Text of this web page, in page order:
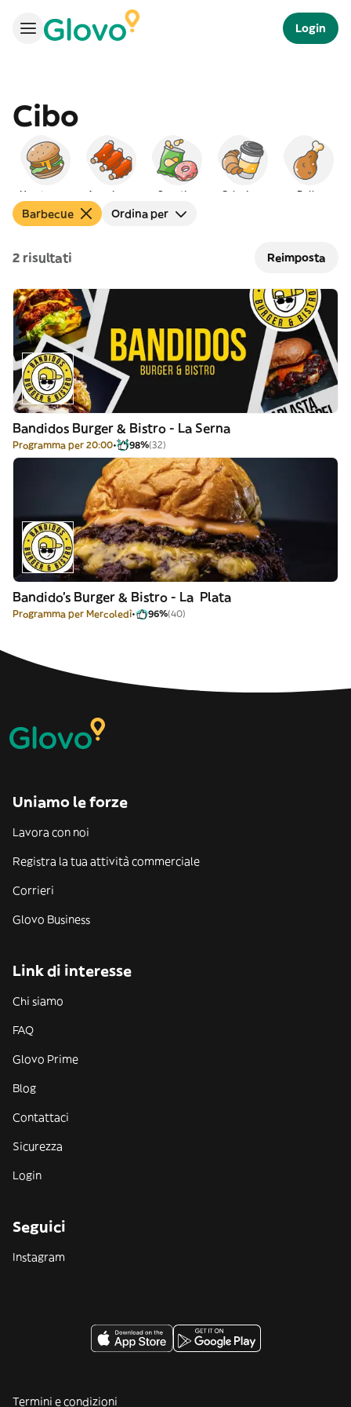
Login
Cibo
Hamburger Americano Spuntino Colazione Pollo
Barbecue Ordina per
2 risultati Reimposta
Bandidos Burger & Bistro - La Serna
Programma per 20:00 98%(32)
Bandido's Burger & Bistro - La Plata
Programma per Mercoledì 96%(40)
Uniamo le forze
Lavora con noi
Registra la tua attività commerciale
Corrieri
Glovo Business
Link di interesse
Chi siamo
FAQ
Glovo Prime
Blog
Contattaci
Sicurezza
Login
Seguici
Instagram
Termini e condizioni